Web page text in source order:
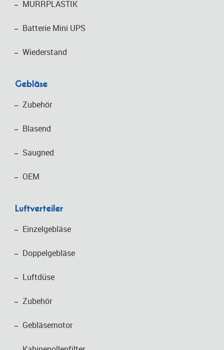
MURRPLASTIK
Batterie Mini UPS
Wiederstand
Gebläse
Zubehör
Blasend
Saugned
OEM
Luftverteiler
Einzelgebläse
Doppelgebläse
Luftdüse
Zubehör
Gebläsemotor